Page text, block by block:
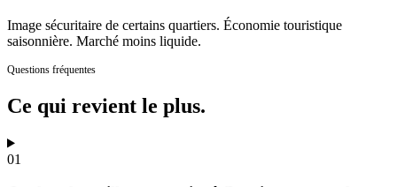
Image sécuritaire de certains quartiers. Économie touristique
saisonnière. Marché moins liquide.
Questions fréquentes
Ce qui revient le plus.
01